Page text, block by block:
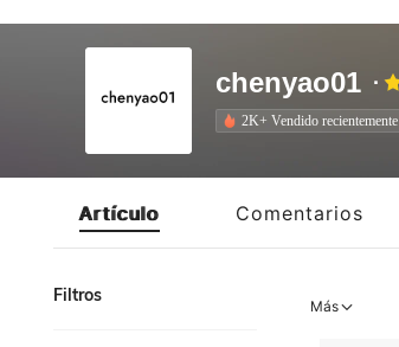
chenyao01
2K+ Vendido recientemente
Artículo Comentarios
Filtros
Más